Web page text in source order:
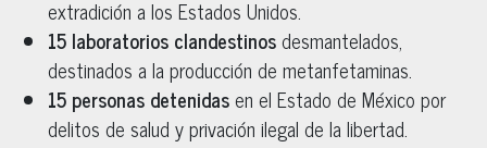
extradición a los Estados Unidos.
15 laboratorios clandestinosdesmantelados,
destinados a la producción de metanfetaminas.
15 personas detenidasen el Estado de México por
delitos de salud y privación ilegal de la libertad.